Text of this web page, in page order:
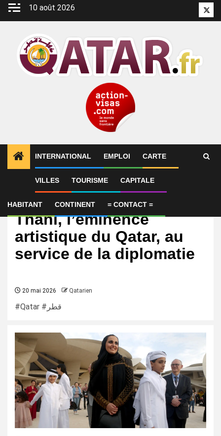
Aller
10 août 2026
INTERNATIONAL EMPLOI CARTE
VILLES TOURISME CAPITALE
HABITANT CONTINENT = CONTACT =
International
Cheikha Al-Mayassa Al
Thani, l’éminence
artistique du Qatar, au
service de la diplomatie
20 mai 2026 Qatarien
#Qatar #قطر